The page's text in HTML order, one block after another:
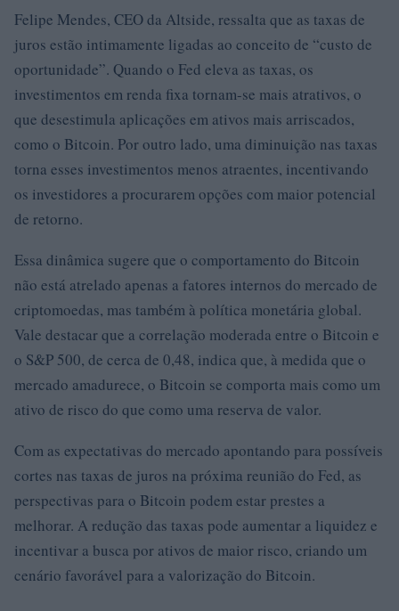
Felipe Mendes, CEO da Altside, ressalta que as taxas de
juros estão intimamente ligadas ao conceito de “custo de
oportunidade”. Quando o Fed eleva as taxas, os
investimentos em renda fixa tornam-se mais atrativos, o
que desestimula aplicações em ativos mais arriscados,
como o Bitcoin. Por outro lado, uma diminuição nas taxas
torna esses investimentos menos atraentes, incentivando
os investidores a procurarem opções com maior potencial
de retorno.
Essa dinâmica sugere que o comportamento do Bitcoin
não está atrelado apenas a fatores internos do mercado de
criptomoedas, mas também à política monetária global.
Vale destacar que a correlação moderada entre o Bitcoin e
o S&P 500, de cerca de 0,48, indica que, à medida que o
mercado amadurece, o Bitcoin se comporta mais como um
ativo de risco do que como uma reserva de valor.
Com as expectativas do mercado apontando para possíveis
cortes nas taxas de juros na próxima reunião do Fed, as
perspectivas para o Bitcoin podem estar prestes a
melhorar. A redução das taxas pode aumentar a liquidez e
incentivar a busca por ativos de maior risco, criando um
cenário favorável para a valorização do Bitcoin.